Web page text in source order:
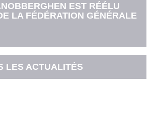
EST RÉÉLU
LA FÉDÉRATION GÉNÉRALE
LES ACTUALITÉS